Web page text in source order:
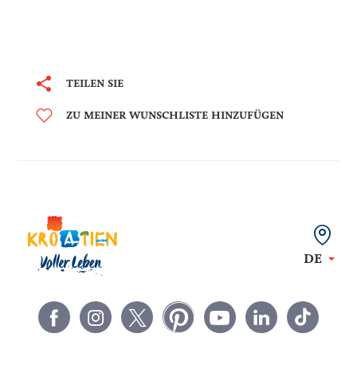
TEILEN SIE
ZU MEINER WUNSCHLISTE HINZUFÜGEN
DE